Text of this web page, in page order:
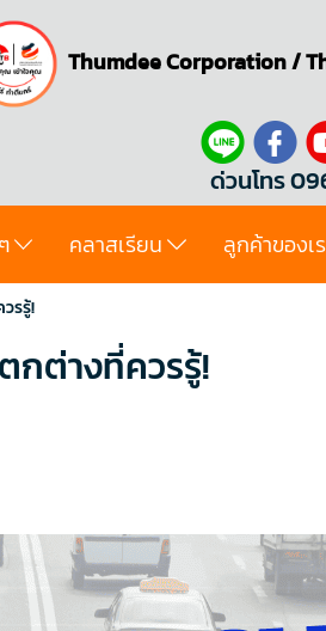
Thumdee Corporation/
ด่วนโทร
คลาสเรียน ลูกค้าของเ
รรู้!
กต่างที่ควรรู้!